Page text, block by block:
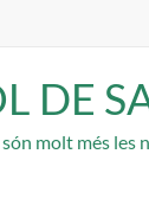
DE
molt més